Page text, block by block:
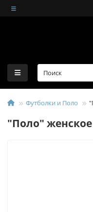
Футболки и Поло
"Поло" женское